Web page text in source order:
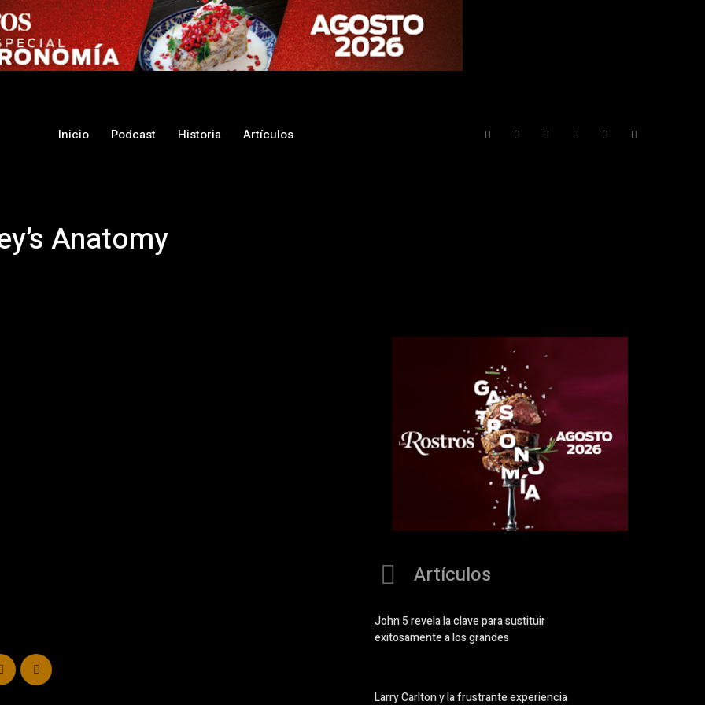
Inicio Podcast Historia Artículos
Anatomy
Artículos
John 5 revela la clave para sustituir
exitosamente a los grandes
Larry Carlton y la frustrante experiencia